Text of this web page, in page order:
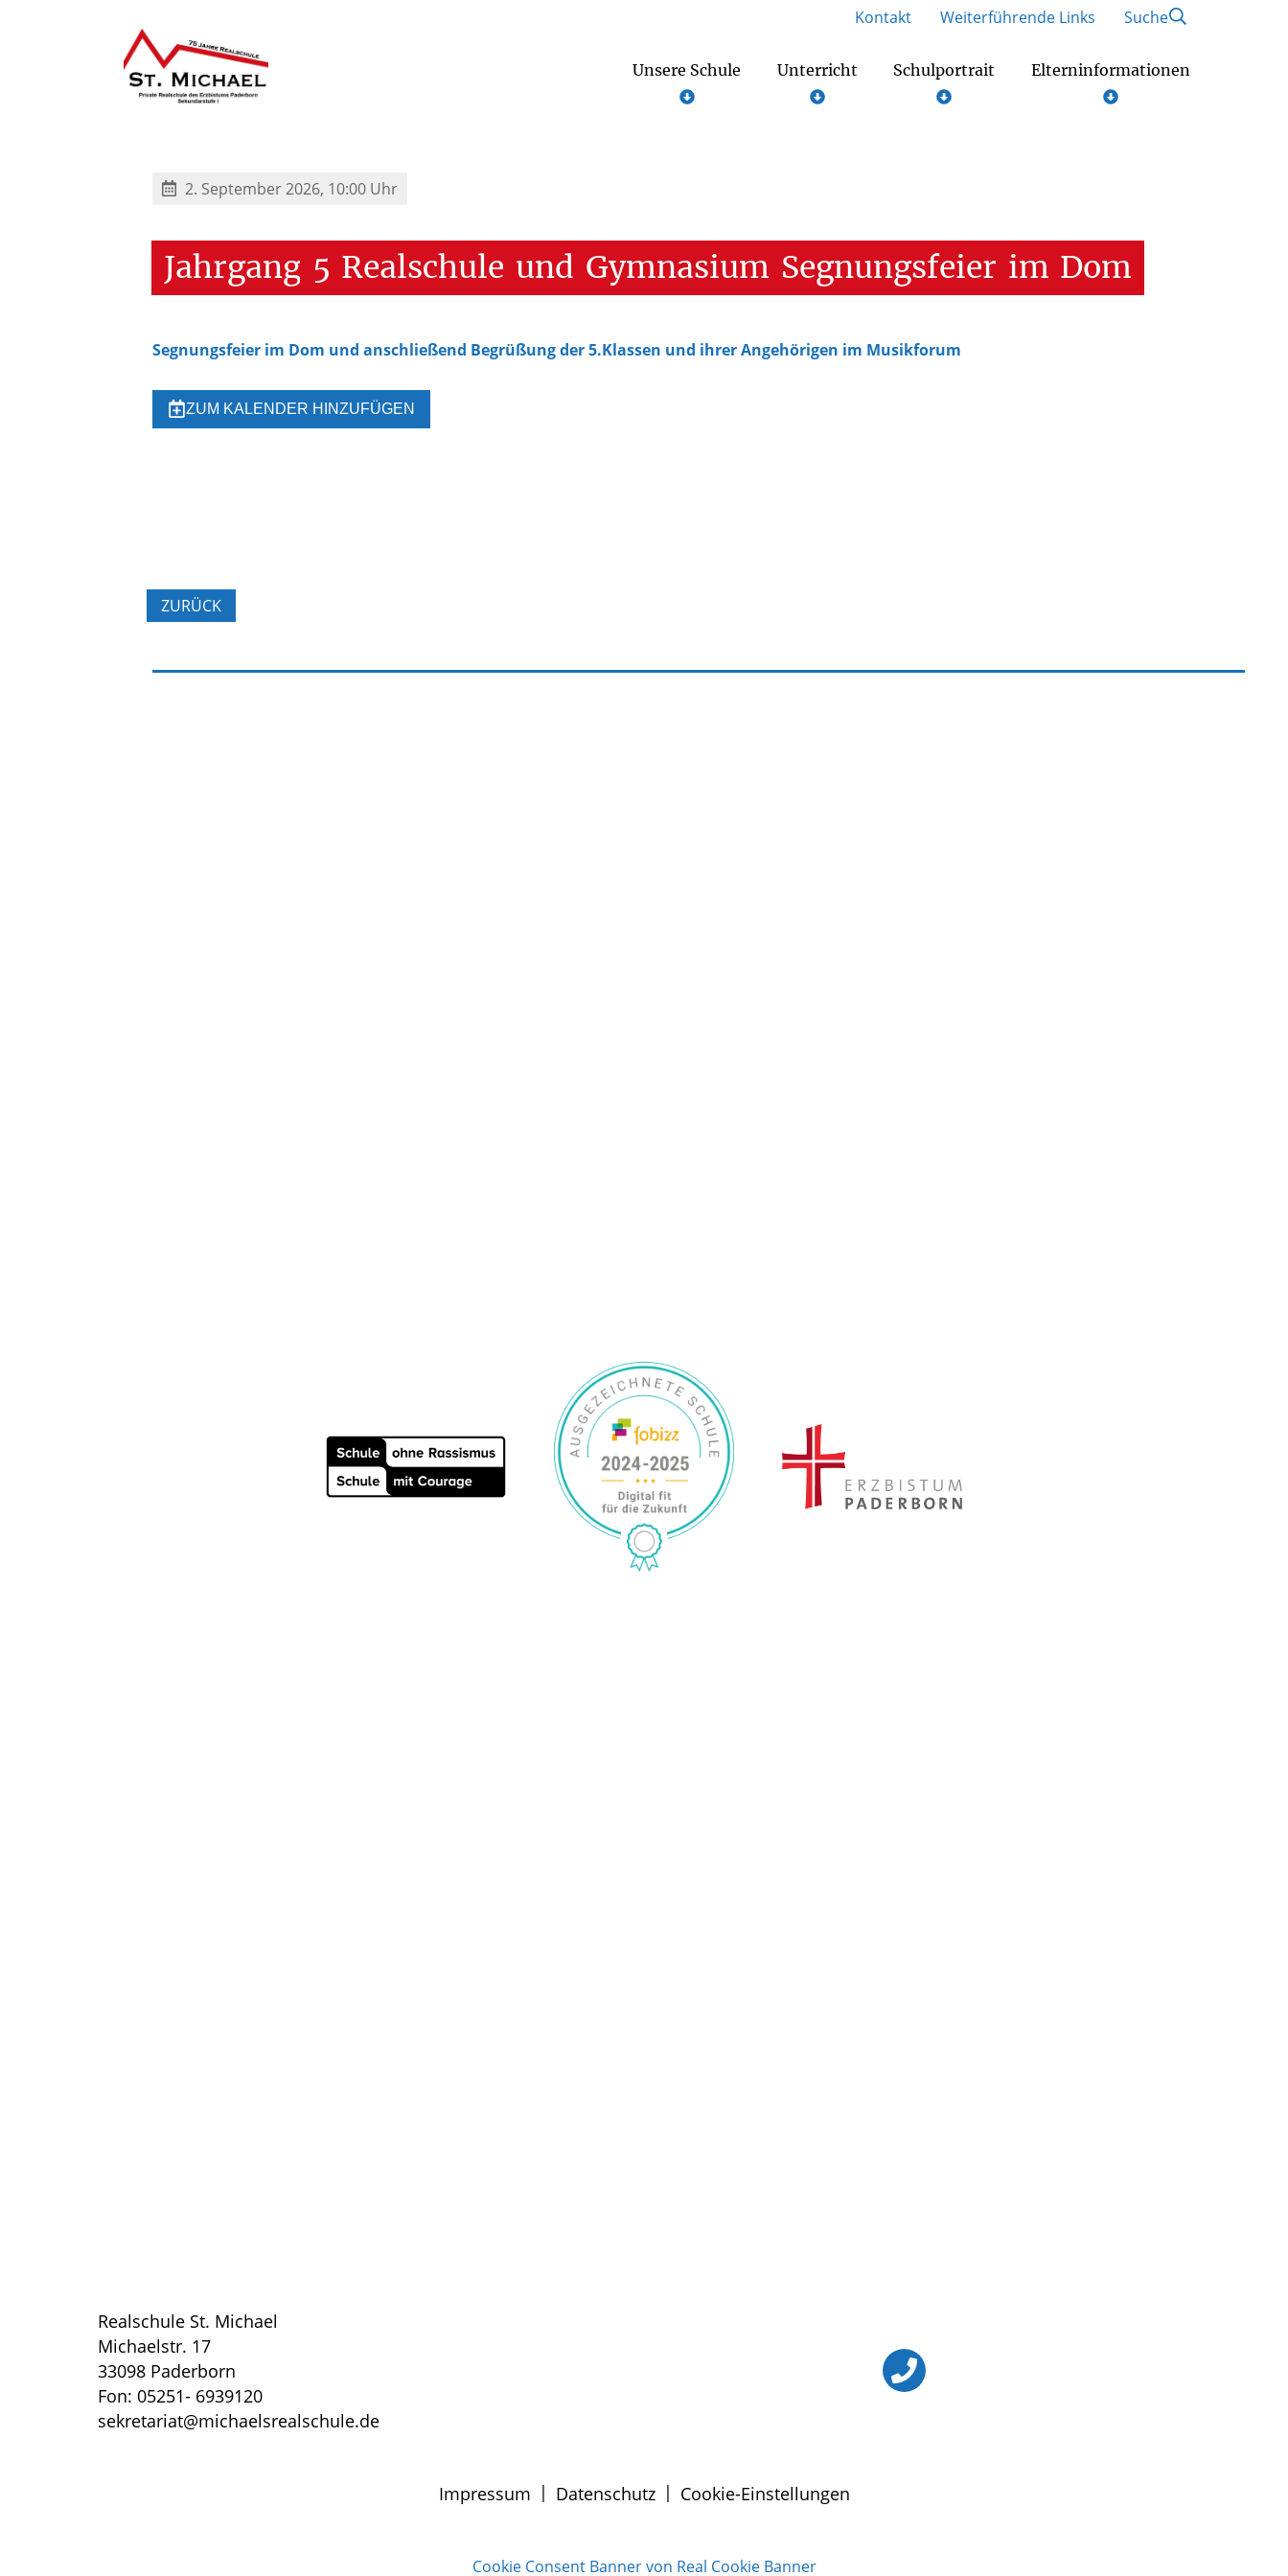
Unsere Schule Unterricht Schulportrait Elterninformationen
Kontakt Weiterführende Links Suche
2. September 2026, 10:00 Uhr
Jahrgang 5 Realschule und Gymnasium Segnungsfeier im Dom
Segnungsfeier im Dom und anschließend Begrüßung der 5.Klassen und ihrer Angehörigen im Musikforum
ZUM KALENDER HINZUFÜGEN
ZURÜCK
Realschule St. Michael
Michaelstr. 17
33098 Paderborn
Fon: 05251- 6939120
sekretariat@michaelsrealschule.de
Impressum | Datenschutz | Cookie-Einstellungen
Cookie Consent Banner von Real Cookie Banner